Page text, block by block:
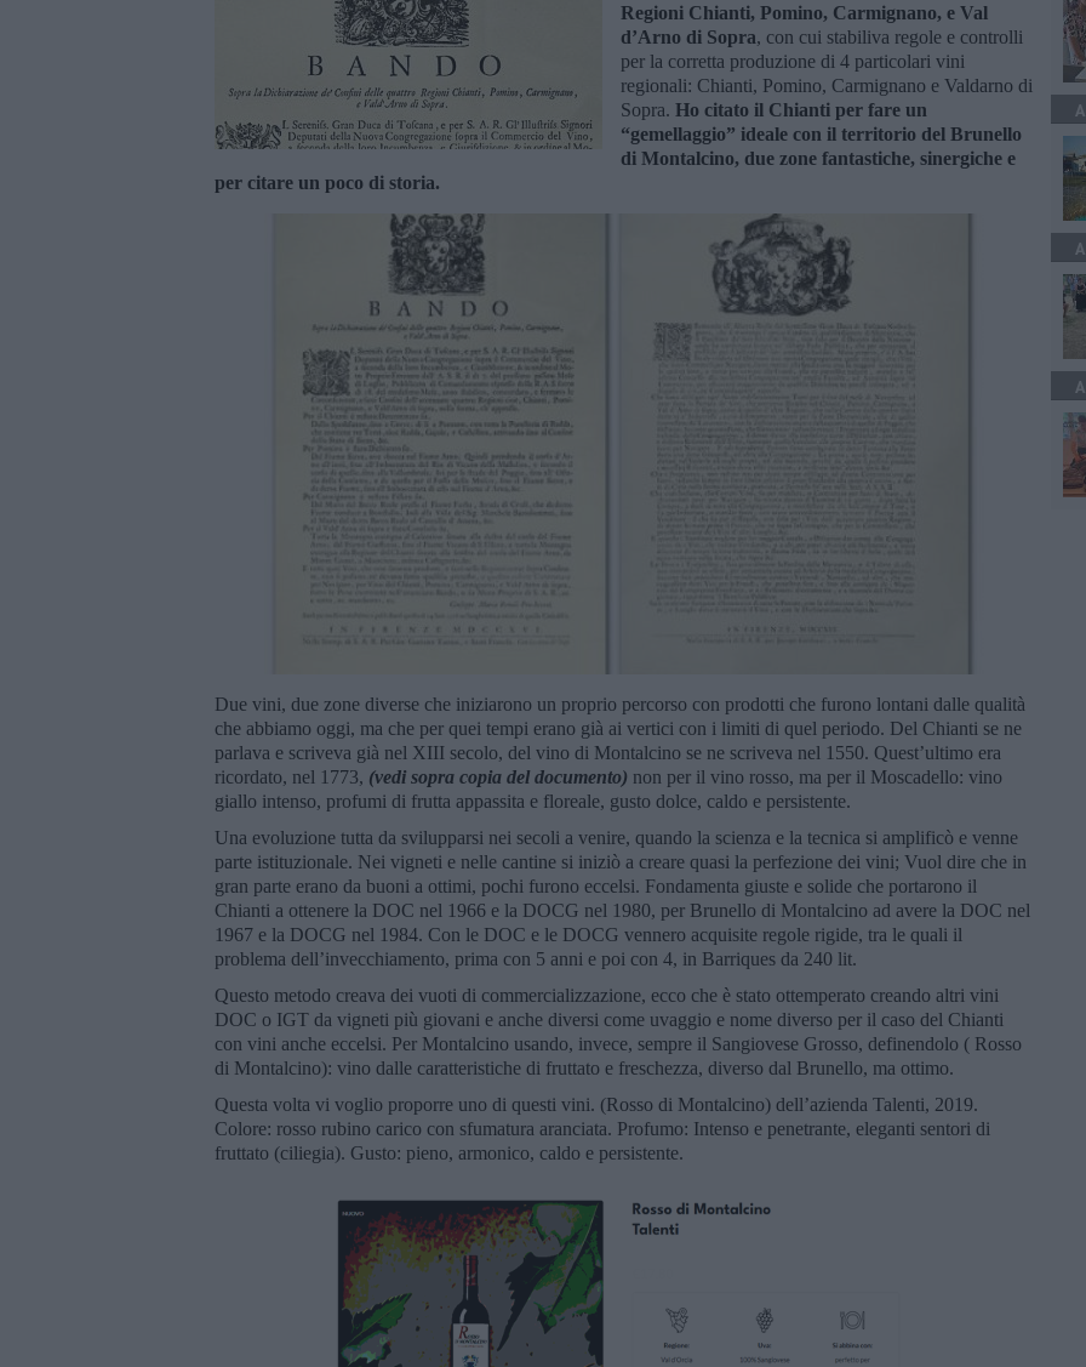
Regioni Chianti, Pomino, Carmignano, e Val
d’Arno di Sopra, con cui stabiliva regole e controlli
per la corretta produzione di 4 particolari vini
regionali: Chianti, Pomino, Carmignano e Valdarno di
Sopra. Ho citato il Chianti per fare un
“gemellaggio” ideale con il territorio del Brunello
di Montalcino, due zone fantastiche, sinergiche e
per citare un poco di storia.
Due vini, due zone diverse che iniziarono un proprio percorso con prodotti che furono lontani dalle qualità
che abbiamo oggi, ma che per quei tempi erano già ai vertici con i limiti di quel periodo. Del Chianti se ne
parlava e scriveva già nel XIII secolo, del vino di Montalcino se ne scriveva nel 1550. Quest’ultimo era
ricordato, nel 1773, (vedi sopra copia del documento) non per il vino rosso, ma per il Moscadello: vino
giallo intenso, profumi di frutta appassita e floreale, gusto dolce, caldo e persistente.
Una evoluzione tutta da svilupparsi nei secoli a venire, quando la scienza e la tecnica si amplificò e venne
parte istituzionale. Nei vigneti e nelle cantine si iniziò a creare quasi la perfezione dei vini; Vuol dire che in
gran parte erano da buoni a ottimi, pochi furono eccelsi. Fondamenta giuste e solide che portarono il
Chianti a ottenere la DOC nel 1966 e la DOCG nel 1980, per Brunello di Montalcino ad avere la DOC nel
1967 e la DOCG nel 1984. Con le DOC e le DOCG vennero acquisite regole rigide, tra le quali il
problema dell’invecchiamento, prima con 5 anni e poi con 4, in Barriques da 240 lit.
Questo metodo creava dei vuoti di commercializzazione, ecco che è stato ottemperato creando altri vini
DOC o IGT da vigneti più giovani e anche diversi come uvaggio e nome diverso per il caso del Chianti
con vini anche eccelsi. Per Montalcino usando, invece, sempre il Sangiovese Grosso, definendolo ( Rosso
di Montalcino): vino dalle caratteristiche di fruttato e freschezza, diverso dal Brunello, ma ottimo.
Questa volta vi voglio proporre uno di questi vini. (Rosso di Montalcino) dell’azienda Talenti, 2019.
Colore: rosso rubino carico con sfumatura aranciata. Profumo: Intenso e penetrante, eleganti sentori di
fruttato (ciliegia). Gusto: pieno, armonico, caldo e persistente.